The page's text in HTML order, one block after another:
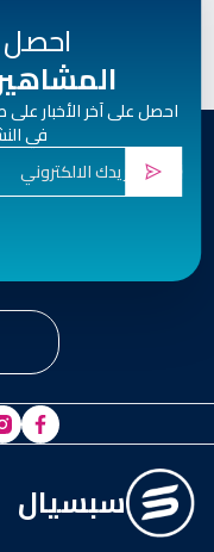
احصل
احصل على آخر الأخبار
في
سبسيال